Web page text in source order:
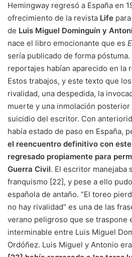
Hemingway regresó a España en
ofrecimiento de la revista Life
de Luis Miguel Dominguín y
nace el libro emocionante que es
sería publicado de forma
reportajes habían aparecido en la
Estos trabajos, y este texto que
rivalidad, una despedida, la
muerte y una inmolación
suicidio del escritor. Con
había estado de paso en España,
el reencuentro definitivo con
regresado propiamente para
Guerra Civil. El escritor manejaba
franquismo [22], y pese a ello
española de antaño. “El toreo
no hay rivalidad” es una de las
verano peligroso que se traspone
interminable entre Luis Miguel
Ordóñez. Luis Miguel y Antonio